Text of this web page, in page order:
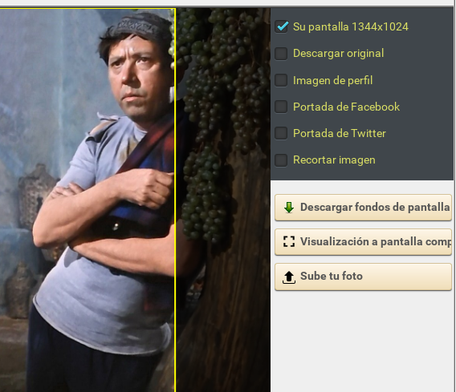
Su pantalla 1344x1024
Descargar original
Imagen de perfil
Portada de Facebook
Portada de Twitter
Recortar imagen
Descargar fondos de pantalla
Visualización a pantalla
Sube tu foto